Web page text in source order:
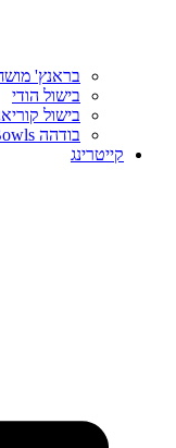
בראנץ'
בישול הודי
בישול
בודהה Bowls
קייטרינג